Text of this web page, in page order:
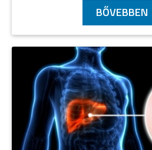
BŐVEBBEN